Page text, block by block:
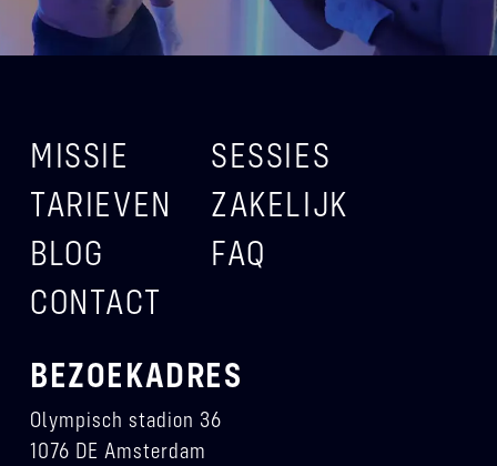
MISSIE
SESSIES
TARIEVEN
ZAKELIJK
BLOG
FAQ
CONTACT
BEZOEKADRES
Olympisch stadion 36
1076 DE Amsterdam